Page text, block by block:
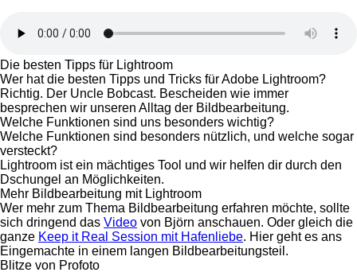
Die besten Tipps für Lightroom
Wer hat die besten Tipps und Tricks für Adobe Lightroom?
Richtig. Der Uncle Bobcast. Bescheiden wie immer
besprechen wir unseren Alltag der Bildbearbeitung.
Welche Funktionen sind uns besonders wichtig?
Welche Funktionen sind besonders nützlich, und welche sogar
versteckt?
Lightroom ist ein mächtiges Tool und wir helfen dir durch den
Dschungel an Möglichkeiten.
Mehr Bildbearbeitung mit Lightroom
Wer mehr zum Thema Bildbearbeitung erfahren möchte, sollte
sich dringend das Video von Björn anschauen. Oder gleich die
ganze Keep it Real Session mit Hafenliebe. Hier geht es ans
Eingemachte in einem langen Bildbearbeitungsteil.
Blitze von Profoto